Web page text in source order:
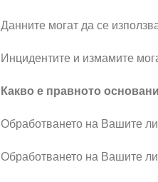
Данните могат да се
Инцидентите и измамите
Какво е правното
Обработването на Вашите
Обработването на Вашите